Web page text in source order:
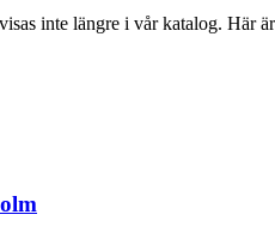
visas inte längre i vår katalog. Här är